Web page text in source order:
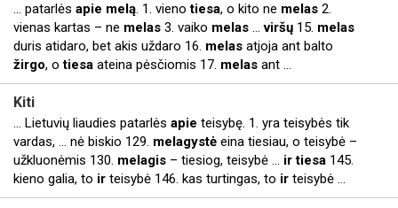
... patarlės apie melą. 1. vienotiesa, o kito ne melas 2.
vienas kartas – ne melas 3. vaiko melas ...viršų 15. melas
duris atidaro, bet akis uždaro 16. melas atjoja ant balto
žirgo, otiesa ateina pėsčiomis 17. melas ant ...
Kiti
... Lietuvių liaudies patarlės apie teisybę. 1. yra teisybės tik
vardas, ... nė biskio 129. melagystė eina tiesiau, o teisybė –
užkluonėmis 130. melagis – tiesiog, teisybė ... ir tiesa 145.
kieno galia, to ir teisybė 146. kas turtingas, to ir teisybė ...